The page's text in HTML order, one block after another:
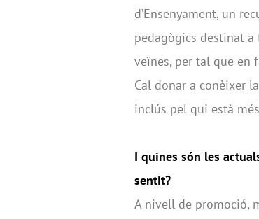
d’Ensenyament, un
pedagògics destinat
veïnes, per tal que en
Cal donar a conèixer
inclús pel qui està
I quines són les
sentit?
A nivell de promoció,